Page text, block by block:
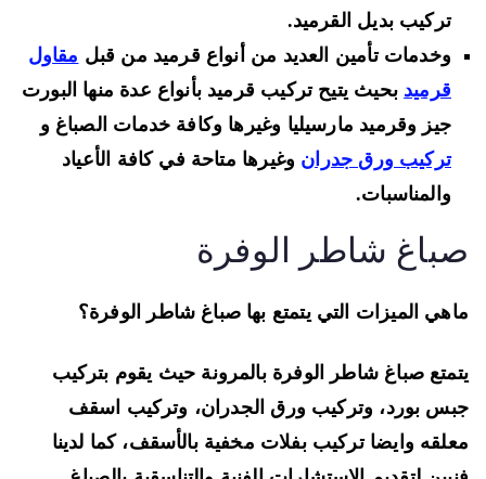
تركيب بديل القرميد.
وخدمات تأمين العديد من أنواع قرميد من قبلمقاول
قرميد بحيث يتيح تركيب قرميد بأنواع عدة منها البورت
جيز وقرميد مارسيليا وغيرها وكافة خدمات الصباغ و
تركيب ورق جدرانوغيرها متاحة في كافة الأعياد
والمناسبات.
شاطر الوفرة
الميزات التي يتمتع بها صباغ شاطر الوفرة؟
صباغ شاطر الوفرة بالمرونة حيث يقوم بتركيب
بورد، وتركيب ورق الجدران، وتركيب اسقف
وايضا تركيب بفلات مخفية بالأسقف، كما لدينا